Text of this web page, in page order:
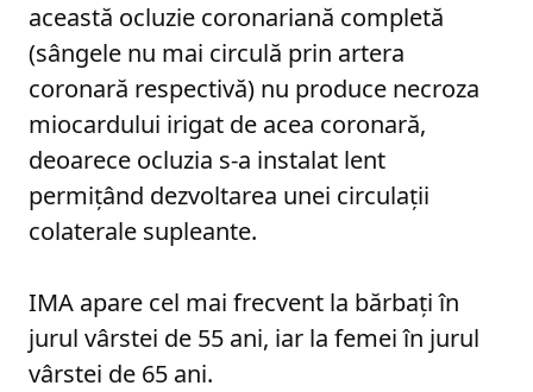
această ocluzie coronariană completă
(sângele nu mai circulă prin artera
coronară respectivă) nu produce necroza
miocardului irigat de acea coronară,
deoarece ocluzia s-a instalat lent
permiţând dezvoltarea unei circulaţii
colaterale supleante.
IMA apare cel mai frecvent la bărbaţi în
jurul vârstei de 55 ani, iar la femei în jurul
vârstei de 65 ani.